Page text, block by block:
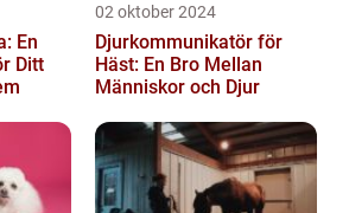
En
Ditt
02 oktober 2024
Djurkommunikatör för
Häst: En Bro Mellan
Människor och Djur